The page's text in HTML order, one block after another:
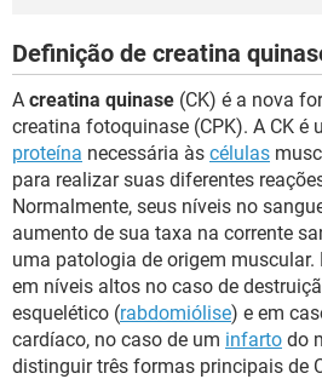
SEXUALIDADE
GLOSSÁRIO
Definição de creatina
A creatina quinase (CK) é a nova
creatina fotoquinase (CPK). A CK é
proteína necessária às células
para realizar suas diferentes
Normalmente, seus níveis no
aumento de sua taxa na corrente
uma patologia de origem muscular.
em níveis altos no caso de
esquelético (rabdomiólise) e em
cardíaco, no caso de um infarto do
distinguir três formas principais de